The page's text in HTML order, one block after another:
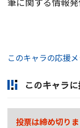
このキャラの応援
このキャラ
投票は締め切り